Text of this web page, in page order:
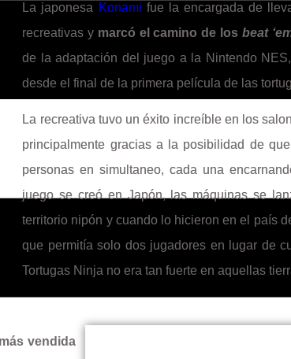
La japonesa Konami fue la encargada de
recreativas y marcó el camino de los beat
de la adaptación del juego a la Nintendo
desde el final de la primera película de las
La recreativa tuvo un éxito increíble en los
principalmente gracias a la posibilidad de
personas en simultaneo, cada una
juego se creó en Japón, las máquinas se
territorio nipón y cuando lo hicieron en el país
que permitía solo dos jugadores en lugar de
Tortugas Ninja no era tan fuerte en aquellas
vendida